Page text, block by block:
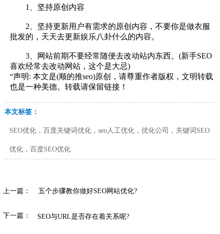
1、坚持原创内容
2、坚持更新用户有需求的原创内容，不要你是做衣服
批发的，天天去更新娱乐八卦什么的内容。
3、网站前期不要经常随便去改动站内东西。(新手SEO
喜欢经常去改动网站，这个是大忌)
“声明: 本文是(顺的推seo)原创，请尊重作者版权，文明转载
也是一种美德。转载请保留链接！
本文标签：
SEO优化，百度关键词优化，seo人工优化，优化公司，关键词SEO
优化，百度SEO优化
上一篇： 五个步骤教你做好SEO网站优化?
下一篇： SEO与URL是否存在着关系呢?